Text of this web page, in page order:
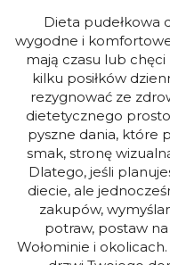
Dieta pudełkowa
wygodne i
mają czasu lub
kilku posiłków
rezygnować ze
dietetycznego
pyszne dania, które
smak, stronę
Dlatego, jeśli
diecie, ale
zakupów,
potraw, postaw
Wołominie i